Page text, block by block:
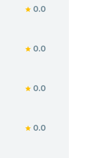
0.0
0.0
0.0
0.0